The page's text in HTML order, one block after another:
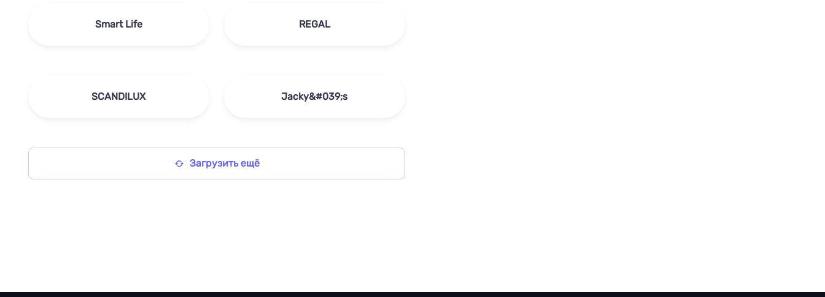
Smart Life REGAL
SCANDILUX Jacky&#039;s
Загрузить ещё